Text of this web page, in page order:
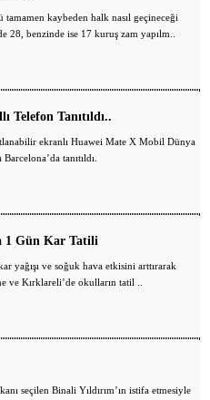
tamamen kaybeden halk nasıl geçineceği
28, benzinde ise 17 kuruş zam yapılm..
Telefon Tanıtıldı..
ekranlı Huawei Mate X Mobil Dünya
tanıtıldı.
1 Gün Kar Tatili
yağışı ve soğuk hava etkisini arttırarak
ve Kırklareli’de okulların tatil ..
seçilen Binali Yıldırım’ın istifa etmesiyle